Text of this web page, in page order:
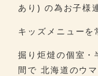
あり) の為お子様
キッズメニューを
掘り炬燵の個室
間で 北海道のウ